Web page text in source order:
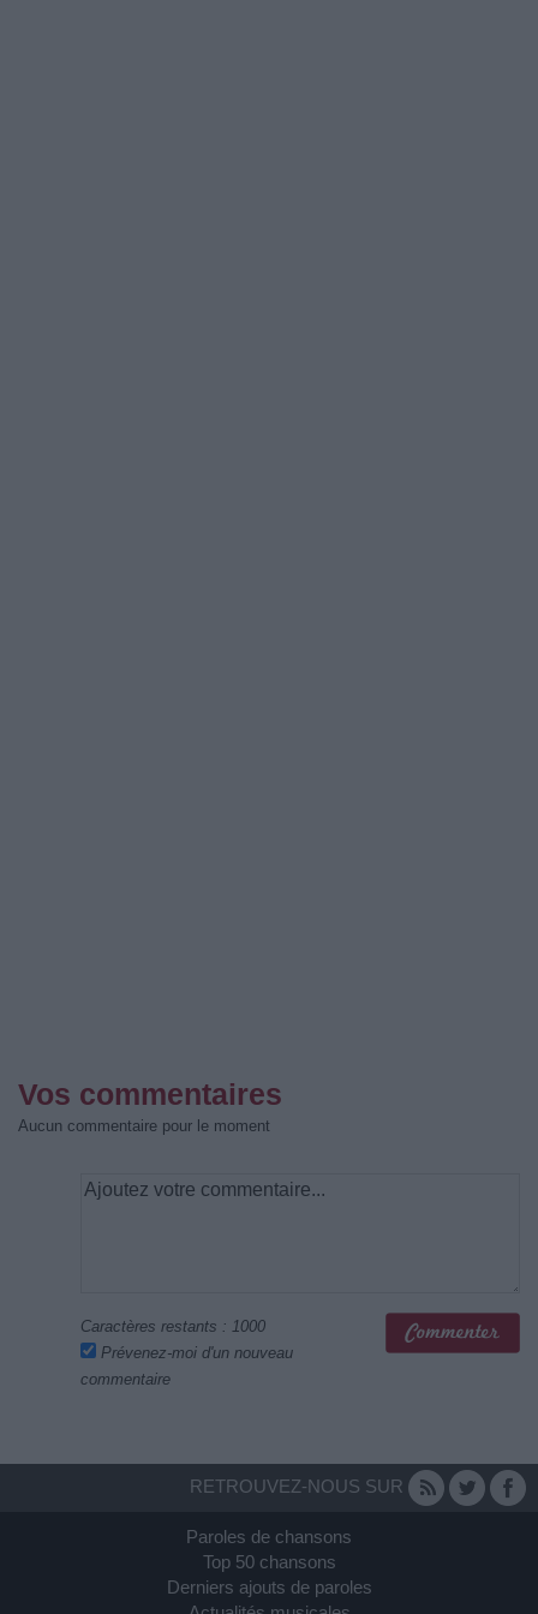
Vos commentaires
Aucun commentaire pour le moment
Caractères restants : 1000
Prévenez-moi d'un nouveau
commentaire
RETROUVEZ-NOUS SUR
Paroles de chansons
Top 50 chansons
Derniers ajouts de paroles